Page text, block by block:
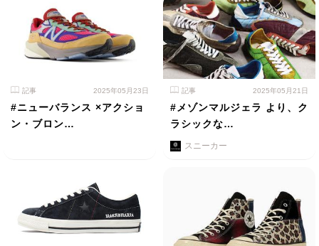
記事 2025年05月23日
#ニューバランス ×アクショ
ン・ブロン…
記事 2025年05月21日
#メゾンマルジェラ より、ク
ラシックな…
スニーカー